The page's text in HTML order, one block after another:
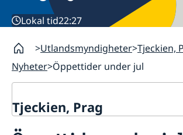
Lokal tid22:27
Utlandsmyndigheter Tjeckien,
Nyheter Öppettider under jul
Tjeckien, Prag